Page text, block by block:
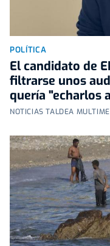
POLÍTICA
El candidato de
filtrarse unos
quería "echarlos
NOTICIAS TALDEA